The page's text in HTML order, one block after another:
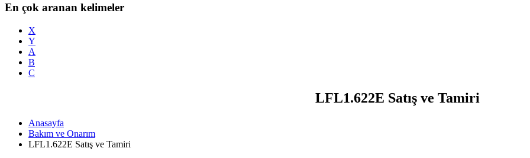
En çok aranan kelimeler
X
Y
A
B
C
LFL1.622E Satış ve Tamiri
Anasayfa
Bakım ve Onarım
LFL1.622E Satış ve Tamiri